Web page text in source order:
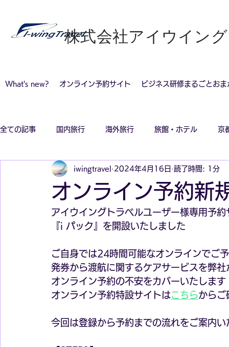
株式会社アイウイン
What's new? オンライン予約サイト ビジネス研修まるごとおま
全ての記事 国内旅行 海外旅行 旅館・ホテル 京
コロナ感染対策旅行
オンライン予約新
iwingtravel 2024年4月16日 読了時間: 1分
アイウイングトラベルユーザー様専用予約
『i パック』 を開設いたしました
ご自身では24時間可能なオンラインでご
発券から渡航に関するケアサービスを弊社
オンライン予約の不安をカバーいたします
オンライン予約特設サイトはこちらからご
今回は登録から予約までの流れをご案内い